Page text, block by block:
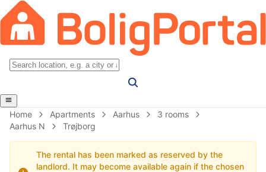
Home Apartments Aarhus
3 rooms
Aarhus N
Trøjborg
The rental has been marked as reserved by the
landlord. It may become available again if the chosen